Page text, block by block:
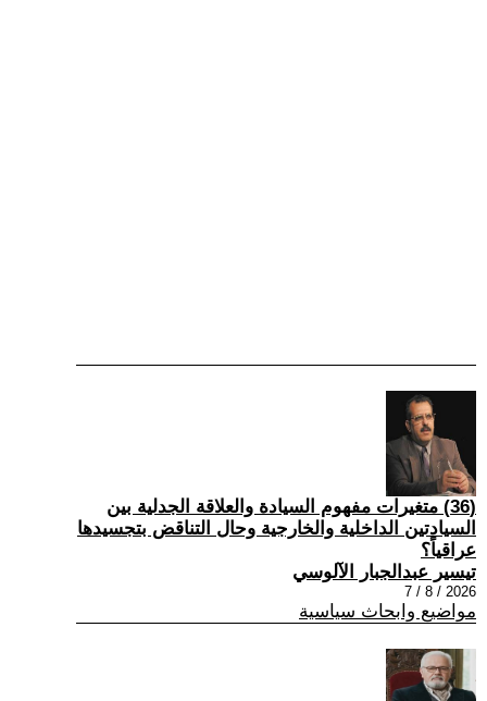
(36) متغيرات مفهوم السيادة والعلاقة الجدلية بين
السيادتين الداخلية والخارجية وحال التناقض بتجسيدها
عراقياً؟
تيسير عبدالجبار الآلوسي
2026 / 8 / 7
مواضيع وابحاث سياسية